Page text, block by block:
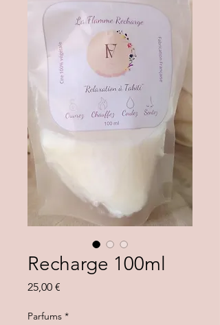
Recharge 100ml
25,00 €
Parfums *